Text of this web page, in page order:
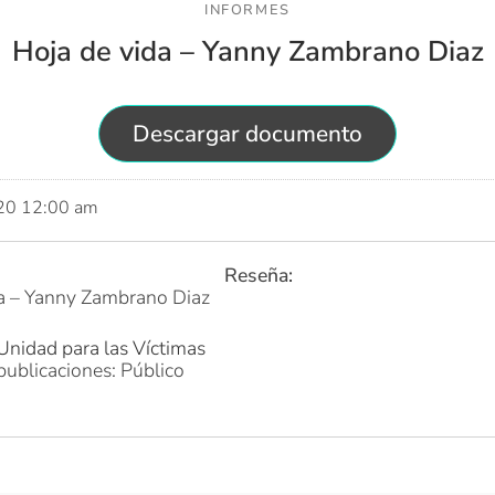
INFORMES
Hoja de vida – Yanny Zambrano Diaz
Descargar documento
12:00 am
Reseña:
– Yanny Zambrano Diaz
para las Víctimas
Público